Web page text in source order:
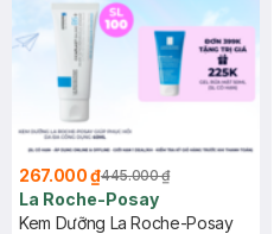
267.000 ₫445.000 ₫
La Roche-Posay
Kem Dưỡng La Roche-Posay